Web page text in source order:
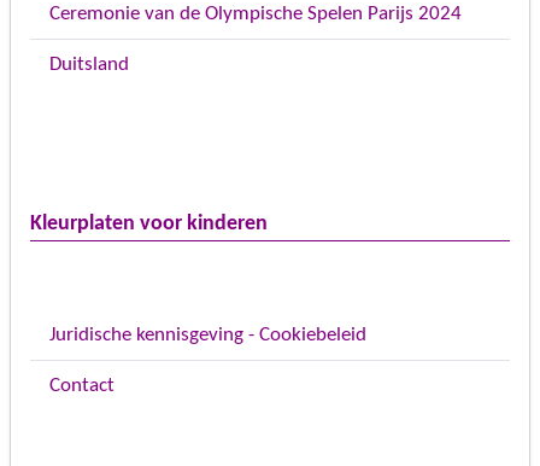
Ceremonie van de Olympische Spelen Parijs 2024
Duitsland
Kleurplaten voor kinderen
Juridische kennisgeving - Cookiebeleid
Contact